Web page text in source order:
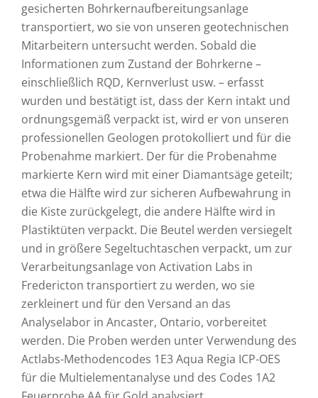
gesicherten Bohrkernaufbereitungsanlage
transportiert, wo sie von unseren geotechnischen
Mitarbeitern untersucht werden. Sobald die
Informationen zum Zustand der Bohrkerne –
einschließlich RQD, Kernverlust usw. – erfasst
wurden und bestätigt ist, dass der Kern intakt und
ordnungsgemäß verpackt ist, wird er von unseren
professionellen Geologen protokolliert und für die
Probenahme markiert. Der für die Probenahme
markierte Kern wird mit einer Diamantsäge geteilt;
etwa die Hälfte wird zur sicheren Aufbewahrung in
die Kiste zurückgelegt, die andere Hälfte wird in
Plastiktüten verpackt. Die Beutel werden versiegelt
und in größere Segeltuchtaschen verpackt, um zur
Verarbeitungsanlage von Activation Labs in
Fredericton transportiert zu werden, wo sie
zerkleinert und für den Versand an das
Analyselabor in Ancaster, Ontario, vorbereitet
werden. Die Proben werden unter Verwendung des
Actlabs-Methodencodes 1E3 Aqua Regia ICP-OES
für die Multielementanalyse und des Codes 1A2